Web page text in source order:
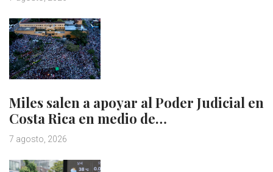
Miles salen a apoyar al Poder Judicial en
Costa Rica en medio de…
7 agosto, 2026